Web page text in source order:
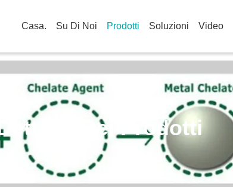
Casa. Su Di Noi Prodotti Soluzioni Video
Dettagli Dei Prodotti